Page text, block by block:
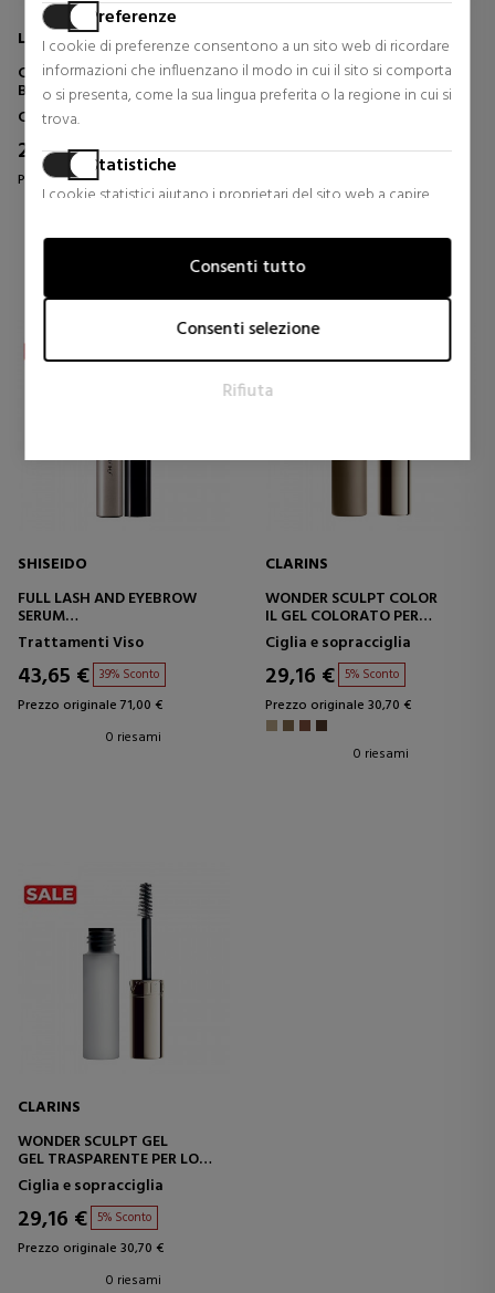
Preferenze
I cookie di preferenze consentono a un sito web di ricordare
informazioni che influenzano il modo in cui il sito si comporta
o si presenta, come la sua lingua preferita o la regione in cui si
trova.
Statistiche
I cookie statistici aiutano i proprietari del sito web a capire
trasmettendo informazioni in forma anonima.
I cookie per il marketing vengono utilizzati per tracciare i
pertinenti e coinvolgenti per il singolo utente e quindi quelli
di maggior valore per gli editori e gli inserzionisti terzi.
Consenti tutto
Consenti selezione
Rifiuta
LANCOME
CILS BOOSTER XL
BASE PER MASCARA BIANCA
Ciglia e sopracciglia
26,55 € 41% Sconto
Prezzo originale 44,76 €
BETER
TRIPLE CURL ELITE
PIEGACIGLIA
7,75 €
0 riesami
SHISEIDO
FULL LASH AND EYEBROW
SERUM
TRATTAMENTO
SOPRACCIGLIA E CIGLIA
Trattamenti Viso
43,65 € 39% Sconto
Prezzo originale 71,00 €
0 riesami
CLARINS
WONDER SCULPT COLOR
IL GEL COLORATO PER
CAPELLI
Ciglia e sopracciglia
29,16 € 5% Sconto
Prezzo originale 30,70 €
0 riesami
CLARINS
WONDER SCULPT GEL
GEL TRASPARENTE PER LO
STYLING DEI CAPELLI
Ciglia e sopracciglia
29,16 € 5% Sconto
Prezzo originale 30,70 €
0 riesami